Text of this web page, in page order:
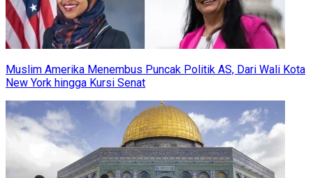
Muslim Amerika Menembus Puncak Politik AS, Dari Wali Kota
New York hingga Kursi Senat